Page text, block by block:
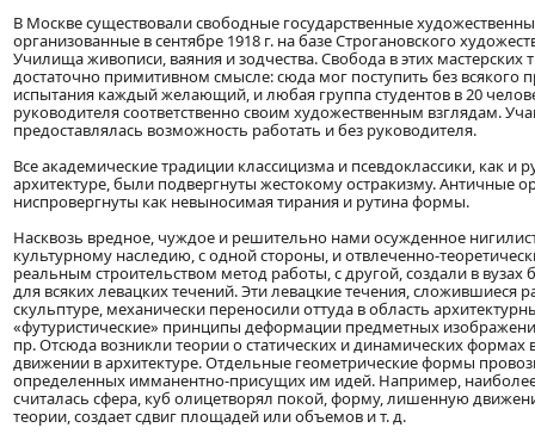
В Москве существовали свободные государственные
организованные в сентябре 1918 г. на базе Строгановского
Училища живописи, ваяния и зодчества. Свобода в этих мастерских
достаточно примитивном смысле: сюда мог поступить без всякого
испытания каждый желающий, и любая группа студентов в 20
руководителя соответственно своим художественным взглядам.
предоставлялась возможность работать и без руководителя.
Все академические традиции классицизма и псевдоклассики, как и
архитектуре, были подвергнуты жестокому остракизму. Античные
ниспровергнуты как невыносимая тирания и рутина формы.
Насквозь вредное, чуждое и решительно нами осужденное
культурному наследию, с одной стороны, и отвлеченно-
реальным строительством метод работы, с другой, создали в вузах
для всяких левацких течений. Эти левацкие течения, сложившиеся
скульптуре, механически переносили оттуда в область
«футуристические» принципы деформации предметных
пр. Отсюда возникли теории о статических и динамических формах
движении в архитектуре. Отдельные геометрические формы
определенных имманентно-присущих им идей. Например,
считалась сфера, куб олицетворял покой, форму, лишенную
теории, создает сдвиг площадей или объемов и т. д.